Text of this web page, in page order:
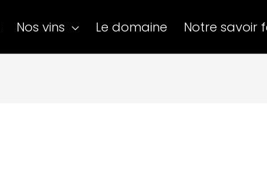
Nos vins Le domaine Notre savoir